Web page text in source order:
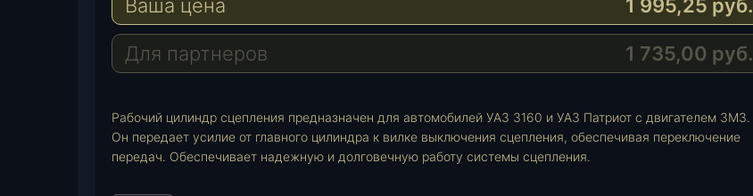
r
a
m
s
A
p
a
i
l
Ваша цена 1 995,25 руб.
Для партнеров 1 735,00 руб.
Рабочий цилиндр сцепления предназначен для автомобилей УАЗ 3160 и УАЗ Патриот с двигателем ЗМЗ.
Он передает усилие от главного цилиндра к вилке выключения сцепления, обеспечивая переключение
передач. Обеспечивает надежную и долговечную работу системы сцепления.